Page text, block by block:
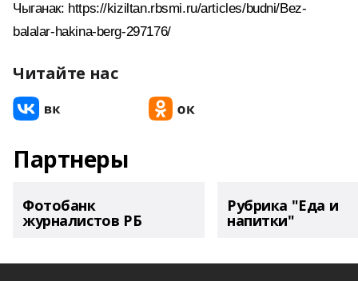
Чыганак: https://kiziltan.rbsmi.ru/articles/budni/Bez-
balalar-hakina-berg-297176/
Читайте нас
Партнеры
Фотобанк
журналистов РБ
Рубрика "Еда и
напитки"